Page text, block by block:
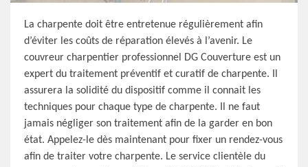
La charpente doit être entretenue régulièrement afin
d’éviter les coûts de réparation élevés à l’avenir. Le
couvreur charpentier professionnel DG Couverture est un
expert du traitement préventif et curatif de charpente. Il
assurera la solidité du dispositif comme il connait les
techniques pour chaque type de charpente. Il ne faut
jamais négliger son traitement afin de la garder en bon
état. Appelez-le dès maintenant pour fixer un rendez-vous
afin de traiter votre charpente. Le service clientèle du